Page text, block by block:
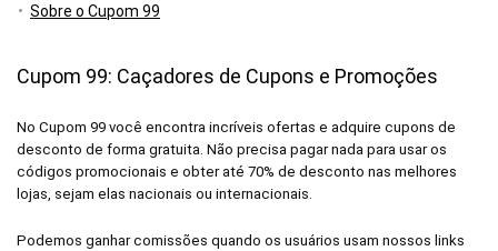
Sobre o Cupom 99
Cupom 99: Caçadores de Cupons e Promoções
No Cupom 99 você encontra incríveis ofertas e adquire cupons de
desconto de forma gratuita. Não precisa pagar nada para usar os
códigos promocionais e obter até 70% de desconto nas melhores
lojas, sejam elas nacionais ou internacionais.
Podemos ganhar comissões quando os usuários usam nossos links